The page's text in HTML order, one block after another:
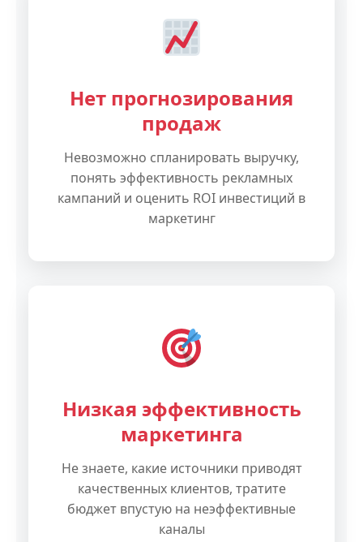
Нет прогнозирования
продаж
Невозможно спланировать выручку,
понять эффективность рекламных
кампаний и оценить ROI инвестиций в
маркетинг
Низкая эффективность
маркетинга
Не знаете, какие источники приводят
качественных клиентов, тратите
бюджет впустую на неэффективные
каналы